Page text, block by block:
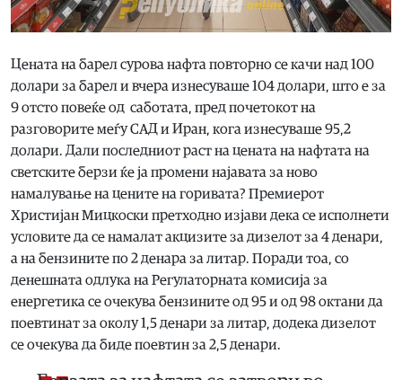
Цената на барел сурова нафта повторно се качи над 100
долари за барел и вчера изнесуваше 104 долари, што е за
9 отсто повеќе од саботата, пред почетокот на
разговорите меѓу САД и Иран, кога изнесуваше 95,2
долари. Дали последниот раст на цената на нафтата на
светските берзи ќе ја промени најавата за ново
намалување на цените на горивата? Премиерот
Христијан Мицкоски претходно изјави дека се исполнети
условите да се намалат акцизите за дизелот за 4 денари,
а на бензините по 2 денара за литар. Поради тоа, со
денешната одлука на Регулаторната комисија за
енергетика се очекува бензините од 95 и од 98 октани да
поевтинат за околу 1,5 денари за литар, додека дизелот
се очекува да биде поевтин за 2,5 денари.